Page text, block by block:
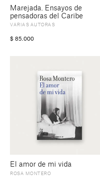
Marejada. Ensayos de
pensadoras del Caribe
VARIAS AUTORAS
$ 85.000
El amor de mi vida
ROSA MONTERO